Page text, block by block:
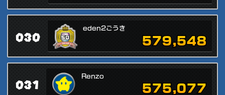
030
eden2ごうき
579,548
031
Renzo
575,077